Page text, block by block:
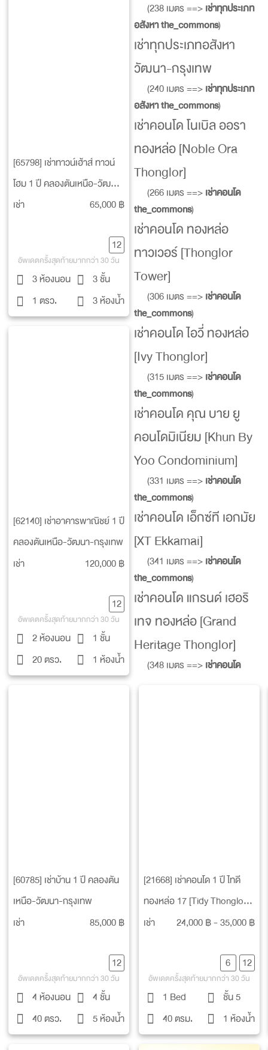
[65798] เช่าทาวน์เฮ้าส์ ทาวน์
โฮม 1 ปี คลองตันเหนือ-วัฒนา-
กรุงเทพ
เช่า 65,000 ฿
12
อัพเดตครั้งสุดท้ายมากกว่า 30 วัน
3 ห้องนอน
1 ตรว.
3 ชั้น
3 ห้องน้ำ
[62140] เช่าอาคารพาณิชย์ 1 ปี
คลองตันเหนือ-วัฒนา-กรุงเทพ
เช่า
120,000 ฿
12
อัพเดตครั้งสุดท้ายมากกว่า 30 วัน
2 ห้องนอน
20 ตรว.
1 ชั้น
1 ห้องน้ำ
[60785] เช่าบ้าน 1 ปี คลองตัน
เหนือ-วัฒนา-กรุงเทพ
เช่า
85,000 ฿
12
อัพเดตครั้งสุดท้ายมากกว่า 30 วัน
4 ห้องนอน
40 ตรว.
4 ชั้น
5 ห้องน้ำ
[21668] เช่าคอนโด 1 ปี ไทดี
ทองหล่อ 17 [Tidy Thonglor
17]
เช่า 24,000 ฿ - 35,000 ฿
6 12
อัพเดตครั้งสุดท้ายมากกว่า 30 วัน
1 Bed
40 ตรม.
ชั้น 5
1 ห้องน้ำ
(238 เมตร ==>เช่าทุกประเภท
อสังหา the_commons)
เช่าทุกประเภทอสังหา
วัฒนา-กรุงเทพ
(240 เมตร ==>เช่าทุกประเภท
อสังหา the_commons)
เช่าคอนโด โนเบิล ออรา
ทองหล่อ [Noble Ora
Thonglor]
(266 เมตร ==>เช่าคอนโด
the_commons)
เช่าคอนโด ทองหล่อ
ทาวเวอร์ [Thonglor
Tower]
(306 เมตร ==>เช่าคอนโด
the_commons)
เช่าคอนโด ไอวี่ ทองหล่อ
[Ivy Thonglor]
(315 เมตร ==>เช่าคอนโด
the_commons)
เช่าคอนโด คุณ บาย ยู
คอนโดมิเนียม [Khun By
Yoo Condominium]
(331 เมตร ==>เช่าคอนโด
the_commons)
เช่าคอนโด เอ็กซ์ที เอกมัย
[XT Ekkamai]
(341 เมตร ==>เช่าคอนโด
the_commons)
เช่าคอนโด แกรนด์ เฮอริ
เทจ ทองหล่อ [Grand
Heritage Thonglor]
(348 เมตร ==>เช่าคอนโด